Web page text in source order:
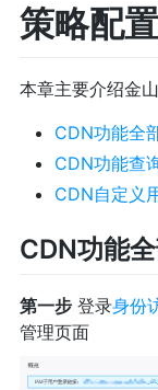
策略配
本章主要介绍金
CDN功能全
CDN功能查
CDN自定义
CDN功能
第一步登录身份
管理页面